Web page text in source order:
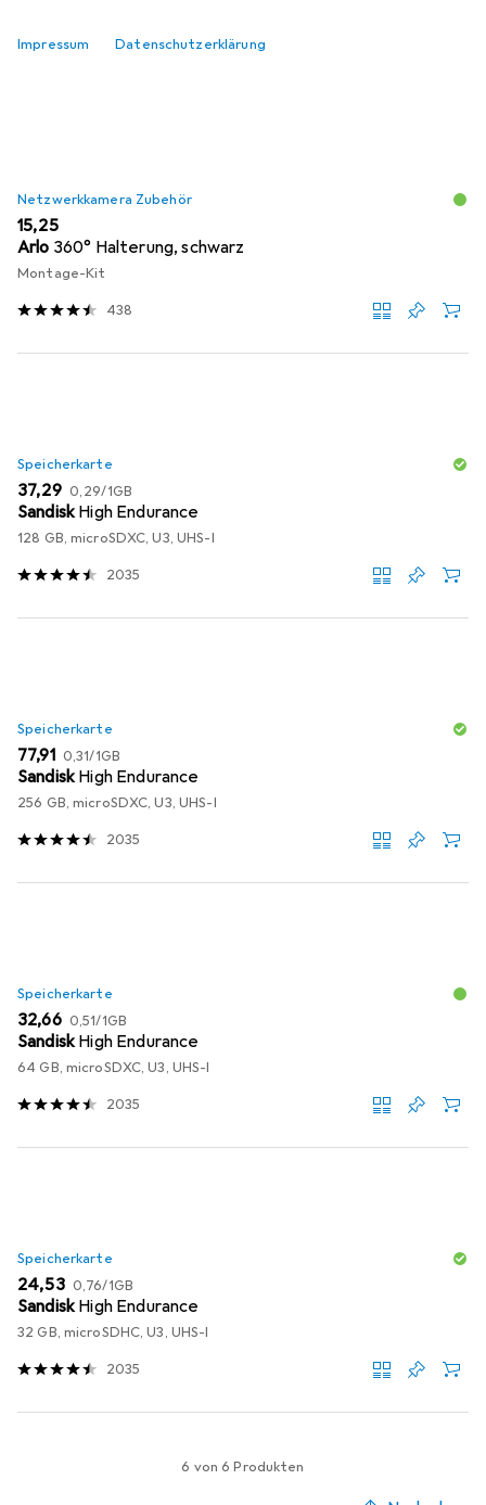
Impressum Datenschutzerklärung
81
Netzwerkkamera Zubehör
EUR
15,25
Arlo 360° Halterung, schwarz
Montage-Kit
438
Speicherkarte
EUR
37,29 EUR
0,29/1GB
SandiskHigh Endurance
128 GB, microSDXC, U3, UHS-I
2035
Speicherkarte
EUR
77,91 EUR
0,31/1GB
SandiskHigh Endurance
256 GB, microSDXC, U3, UHS-I
2035
Speicherkarte
EUR
32,66 EUR
0,51/1GB
SandiskHigh Endurance
64 GB, microSDXC, U3, UHS-I
2035
Speicherkarte
EUR
24,53 EUR
0,76/1GB
SandiskHigh Endurance
32 GB, microSDHC, U3, UHS-I
2035
6 von 6 Produkten